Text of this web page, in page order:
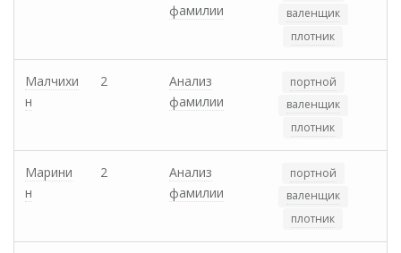
фамилии
валенщик
плотник
Малчихи
н
2
Анализ
фамилии
портной
валенщик
плотник
Марини
н
2
Анализ
фамилии
портной
валенщик
плотник